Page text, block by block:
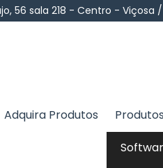
56 sala 218 - Centro - Viçosa /
Adquira Produtos Produtos
de Gado